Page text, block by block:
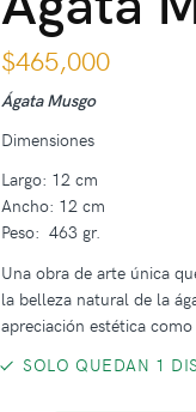
$465,000
Ágata Musgo
Dimensiones
Largo: 12 cm
Ancho: 12 cm
Peso: 463 gr.
Una obra de arte única
la belleza natural de la
apreciación estética
SOLO QUEDAN 1